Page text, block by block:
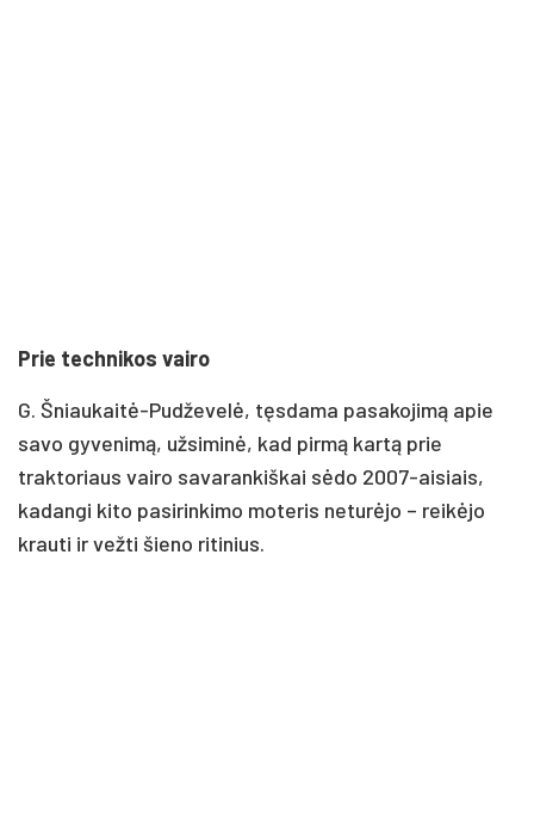
Prie technikos vairo
G. Šniaukaitė-Pudževelė, tęsdama pasakojimą apie
savo gyvenimą, užsiminė, kad pirmą kartą prie
traktoriaus vairo savarankiškai sėdo 2007-aisiais,
kadangi kito pasirinkimo moteris neturėjo – reikėjo
krauti ir vežti šieno ritinius.